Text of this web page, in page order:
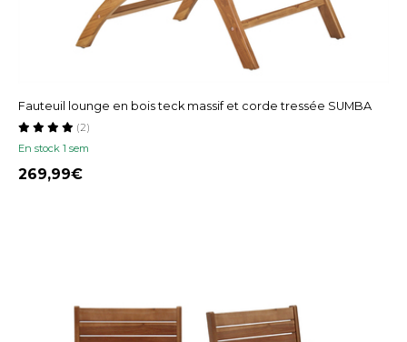
Fauteuil lounge en bois teck massif et corde tressée SUMBA
En stock 1 sem
(2)
269,99